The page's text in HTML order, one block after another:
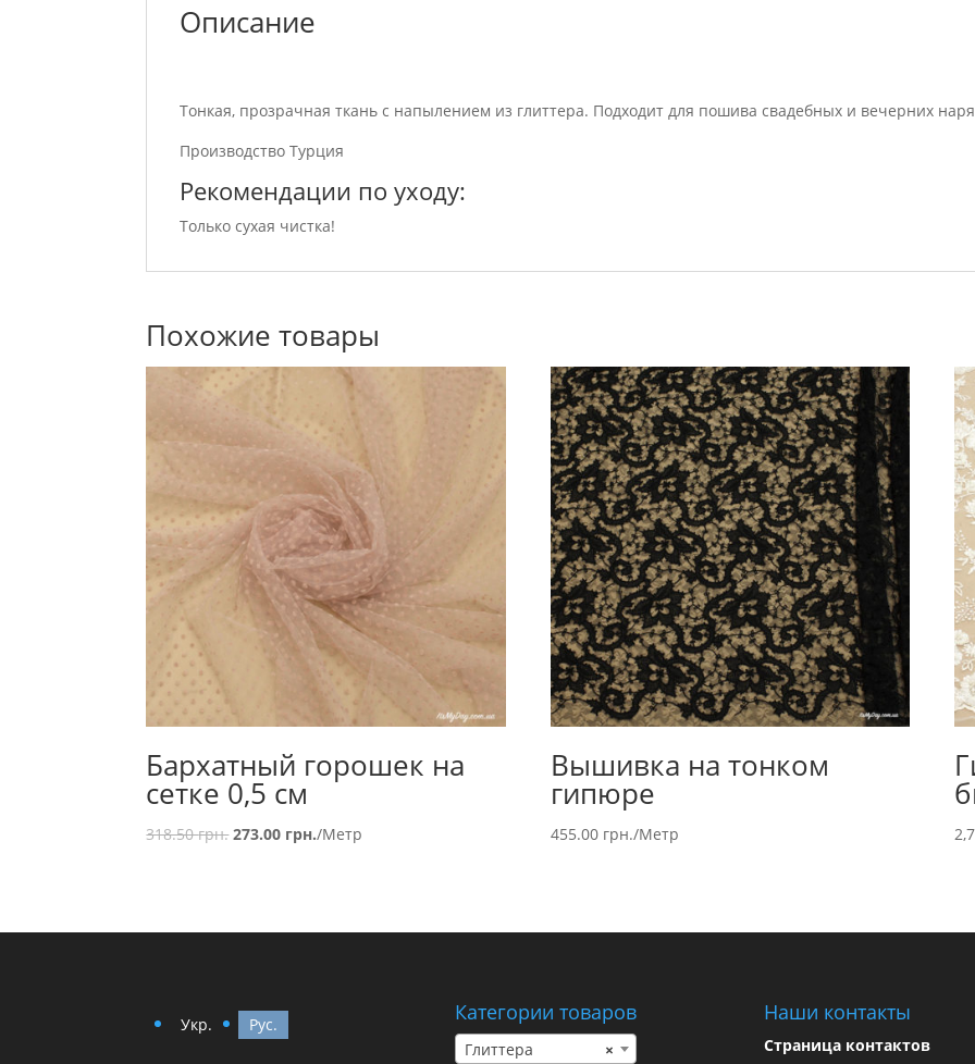
Описание
Тонкая, прозрачная ткань с напылением из глиттера. Подходит для пошива свадебных и вечерних
Производство Турция
Рекомендации по уходу:
Только сухая чистка!
Похожие товары
Бархатный горошек на
сетке 0,5 см
318.50грн. 273.00 грн./Метр
Вышивка на тонком
гипюре
455.00 грн./Метр
Укр. Рус. Категории товаров
×
Глиттера
Наши контакты
Страница контактов